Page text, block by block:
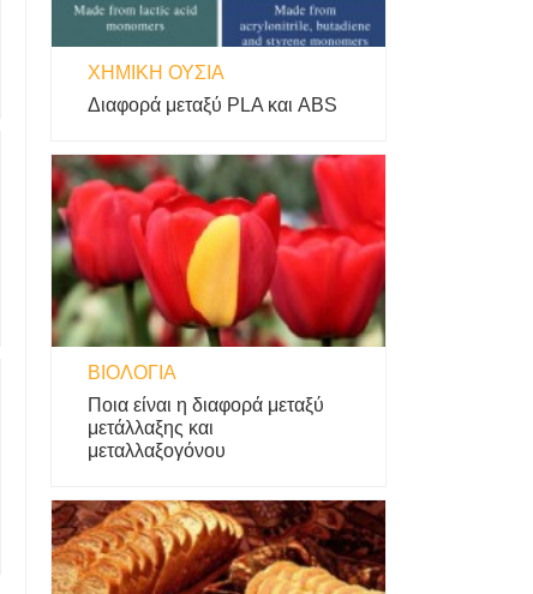
ΧΗΜΙΚΉ ΟΥΣΊΑ
Διαφορά μεταξύ PLA και ABS
ΒΙΟΛΟΓΊΑ
Ποια είναι η διαφορά μεταξύ
μετάλλαξης και
μεταλλαξογόνου